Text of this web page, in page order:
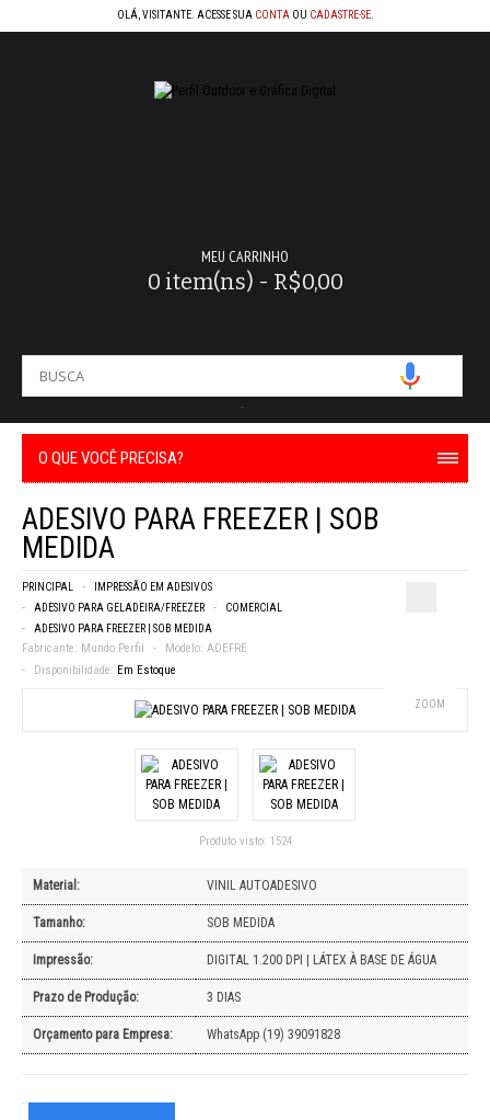
OLÁ, VISITANTE. ACESSE SUA CONTA OU CADASTRE-SE.
MEU CARRINHO
0 item(ns) - R$0,00
-
O QUE VOCÊ PRECISA?
ADESIVO PARA FREEZER | SOB
MEDIDA
PRINCIPAL
IMPRESSÃO EM ADESIVOS
ADESIVO PARA GELADEIRA/FREEZER
COMERCIAL
ADESIVO PARA FREEZER | SOB MEDIDA
Fabricante: Mundo Perfil Modelo: ADEFRE
Disponibilidade: Em Estoque
ZOOM
Produto visto: 1524
Material: VINIL AUTOADESIVO
Tamanho: SOB MEDIDA
Impressão: DIGITAL 1.200 DPI | LÁTEX À BASE DE ÁGUA
Prazo de Produção: 3 DIAS
Orçamento para Empresa: WhatsApp (19) 39091828